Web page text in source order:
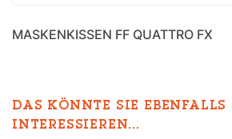
MASKENKISSEN FF QUATTRO FX
DAS KÖNNTE SIE EBENFALLS
INTERESSIEREN...